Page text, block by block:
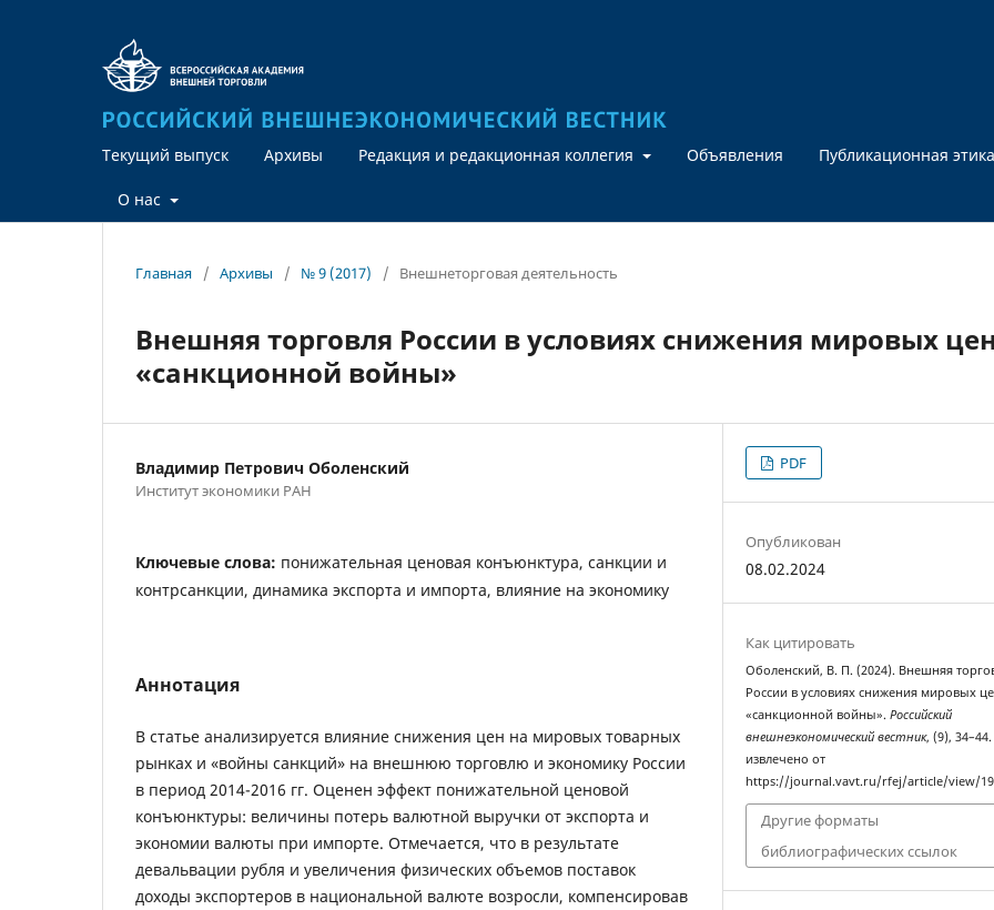
Текущий выпуск Архивы Редакция и редакционная коллегия Объявления Публикационная этика
О нас
Главная / Архивы / № 9 (2017) / Внешнеторговая деятельность
Внешняя торговля России в условиях снижения мировых
«санкционной войны»
Владимир Петрович Оболенский
Институт экономики РАН
Ключевые слова: понижательная ценовая конъюнктура, санкции и
контрсанкции, динамика экспорта и импорта, влияние на экономику
Аннотация
В статье анализируется влияние снижения цен на мировых товарных
рынках и «войны санкций» на внешнюю торговлю и экономику России
в период 2014-2016 гг. Оценен эффект понижательной ценовой
конъюнктуры: величины потерь валютной выручки от экспорта и
экономии валюты при импорте. Отмечается, что в результате
девальвации рубля и увеличения физических объемов поставок
доходы экспортеров в национальной валюте возросли, компенсировав
PDF
Опубликован
08.02.2024
Как цитировать
Оболенский, В. П. (2024). Внешняя
России в условиях снижения мировых
«санкционной войны».Российский
внешнеэкономический вестник, (9), 34–44.
извлечено от
https://journal.vavt.ru/rfej/article/view/
Другие форматы
библиографических ссылок